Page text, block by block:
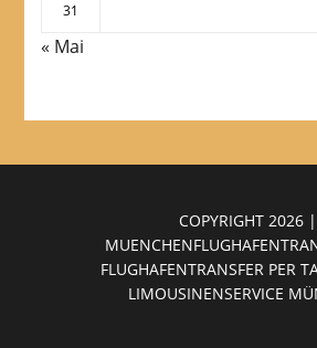
31
« Mai
COPYRIGHT 2026 |
FLUGHAFENTRANSFER PER
LIMOUSINENSERVICE